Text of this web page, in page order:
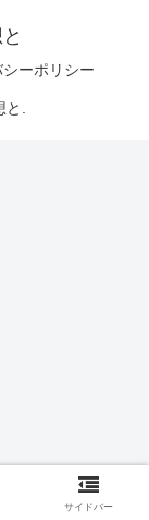
ーポリシー
と.
サイドバー